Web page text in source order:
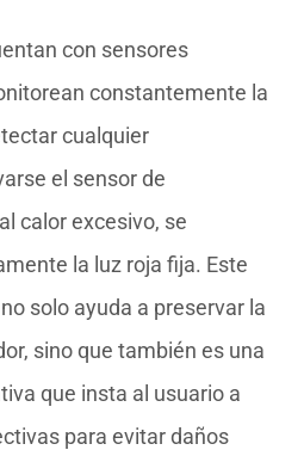
con sensores
constantemente la
cualquier
el sensor de
calor excesivo, se
la luz roja fija. Este
solo ayuda a preservar la
sino que también es una
que insta al usuario a
para evitar daños